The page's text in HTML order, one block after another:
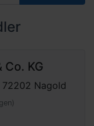
Co. KG
72202 Nagold